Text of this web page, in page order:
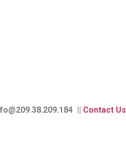
|| Contact Us